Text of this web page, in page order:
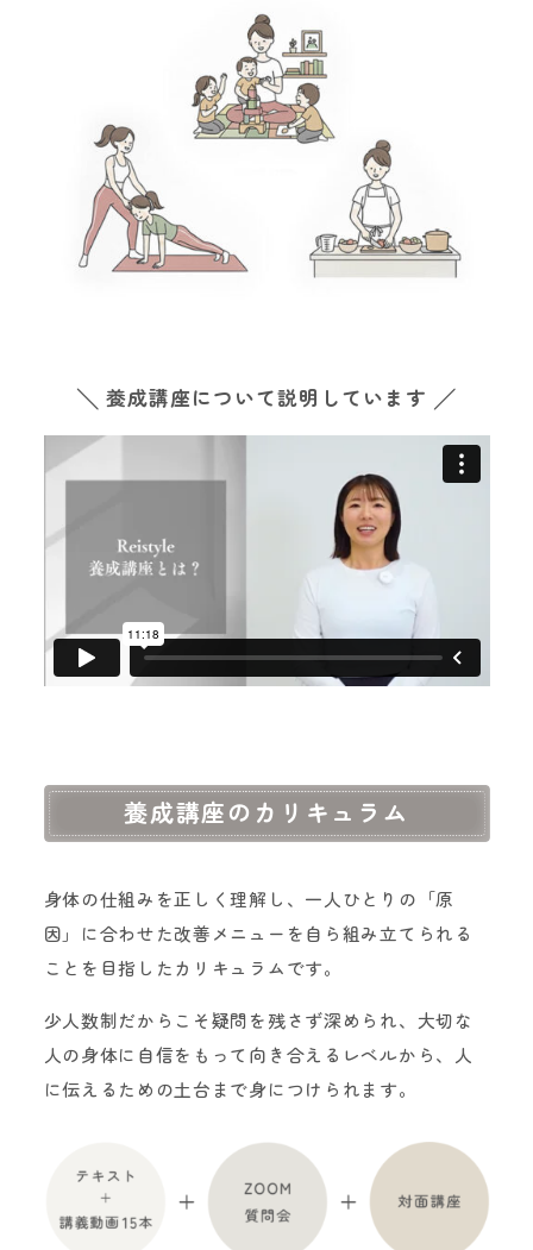
╲ 養成講座について説明しています ╱
養成講座のカリキュラム
身体の仕組みを正しく理解し、一人ひとりの「原
因」に合わせた改善メニューを自ら組み立てられる
ことを目指したカリキュラムです。
少人数制だからこそ疑問を残さず深められ、大切な
人の身体に自信をもって向き合えるレベルから、人
に伝えるための土台まで身につけられます。